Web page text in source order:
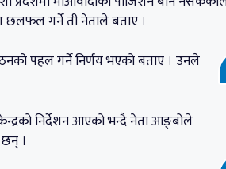
छलफल गर्ने ती नेताले बताए ।
पहल गर्ने निर्णय भएको बताए । उनले
निर्देशन आएको भन्दै नेता आङ्बोले
।